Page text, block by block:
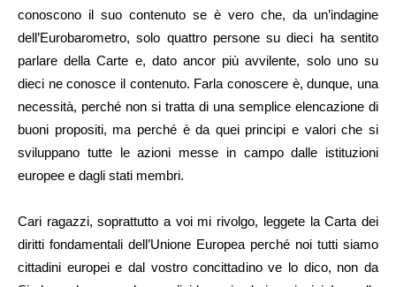
conoscono il suo contenuto se è vero che, da un’indagine
dell’Eurobarometro, solo quattro persone su dieci ha sentito
parlare della Carte e, dato ancor più avvilente, solo uno su
dieci ne conosce il contenuto. Farla conoscere è, dunque, una
necessità, perché non si tratta di una semplice elencazione di
buoni propositi, ma perché è da quei principi e valori che si
sviluppano tutte le azioni messe in campo dalle istituzioni
europee e dagli stati membri.
Cari ragazzi, soprattutto a voi mi rivolgo, leggete la Carta dei
diritti fondamentali dell’Unione Europea perché noi tutti siamo
cittadini europei e dal vostro concittadino ve lo dico, non da